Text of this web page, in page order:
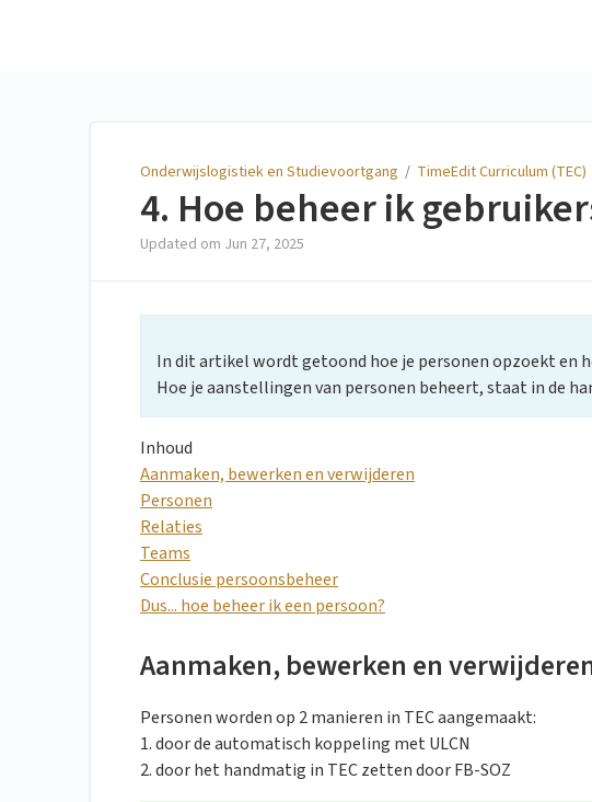
Onderwijslogistiek en Studievoortgang / TimeEdit Curriculum (TEC)
4. Hoe beheer ik
Updated om Jun 27, 2025
In dit artikel wordt getoond hoe je personen opzoekt en
Hoe je aanstellingen van personen beheert, staat in de
Inhoud
Aanmaken, bewerken en verwijderen
Personen
Relaties
Teams
Conclusie persoonsbeheer
Dus... hoe beheer ik een persoon?
Aanmaken, bewerken en
Personen worden op 2 manieren in TEC aangemaakt:
1. door de automatisch koppeling met ULCN
2. door het handmatig in TEC zetten door FB-SOZ